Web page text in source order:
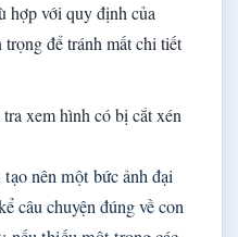
hợp với quy định của
để tránh mất chi tiết
xem hình có bị cắt xén
nên một bức ảnh đại
câu chuyện đúng về con